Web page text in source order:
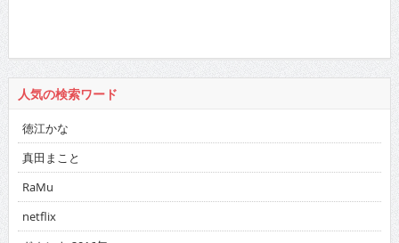
人気の検索ワード
徳江かな
真田まこと
RaMu
netflix